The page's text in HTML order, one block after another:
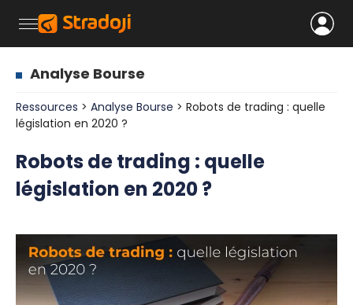
Analyse Bourse
Ressources > Analyse Bourse > Robots de trading : quelle
législation en 2020 ?
Robots de trading : quelle
législation en 2020 ?